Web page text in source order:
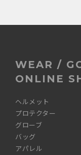
WEAR /
ONLINE
ヘルメット
プロテクター
グローブ
バッグ
アパレル